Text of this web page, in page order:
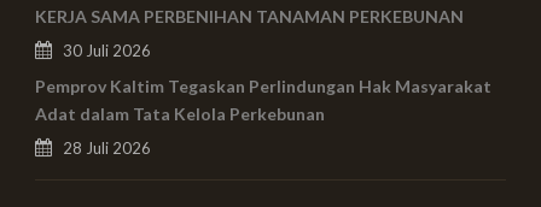
KERJA SAMA PERBENIHAN TANAMAN PERKEBUNAN
30 Juli 2026
Pemprov Kaltim Tegaskan Perlindungan Hak Masyarakat
Adat dalam Tata Kelola Perkebunan
28 Juli 2026